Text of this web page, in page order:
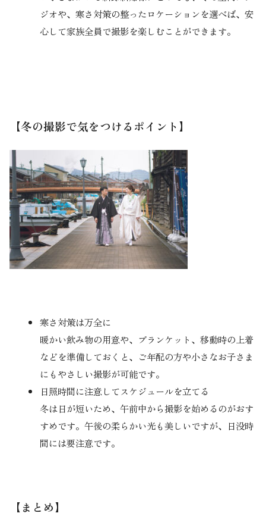
ジオや、寒さ対策の整ったロケーションを選べば、安
心して家族全員で撮影を楽しむことができます。
【冬の撮影で気をつけるポイント】
寒さ対策は万全に
暖かい飲み物の用意や、ブランケット、移動時の上着
などを準備しておくと、ご年配の方や小さなお子さま
にもやさしい撮影が可能です。
日照時間に注意してスケジュールを立てる
冬は日が短いため、午前中から撮影を始めるのがおす
すめです。午後の柔らかい光も美しいですが、日没時
間には要注意です。
【まとめ】